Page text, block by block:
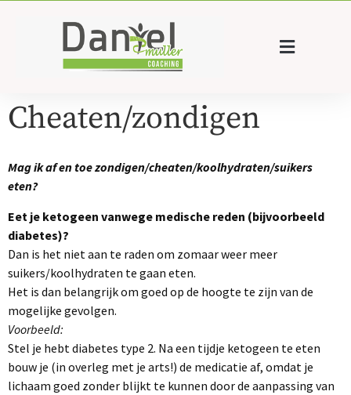
Cheaten/zondigen
Mag ik af en toe zondigen/cheaten/koolhydraten/suikers
eten?
Eet je ketogeen vanwege medische reden (bijvoorbeeld
diabetes)?
Dan is het niet aan te raden om zomaar weer meer
suikers/koolhydraten te gaan eten.
Het is dan belangrijk om goed op de hoogte te zijn van de
mogelijke gevolgen.
Voorbeeld:
Stel je hebt diabetes type 2. Na een tijdje ketogeen te eten
bouw je (in overleg met je arts!) de medicatie af, omdat je
lichaam goed zonder blijkt te kunnen door de aanpassing van